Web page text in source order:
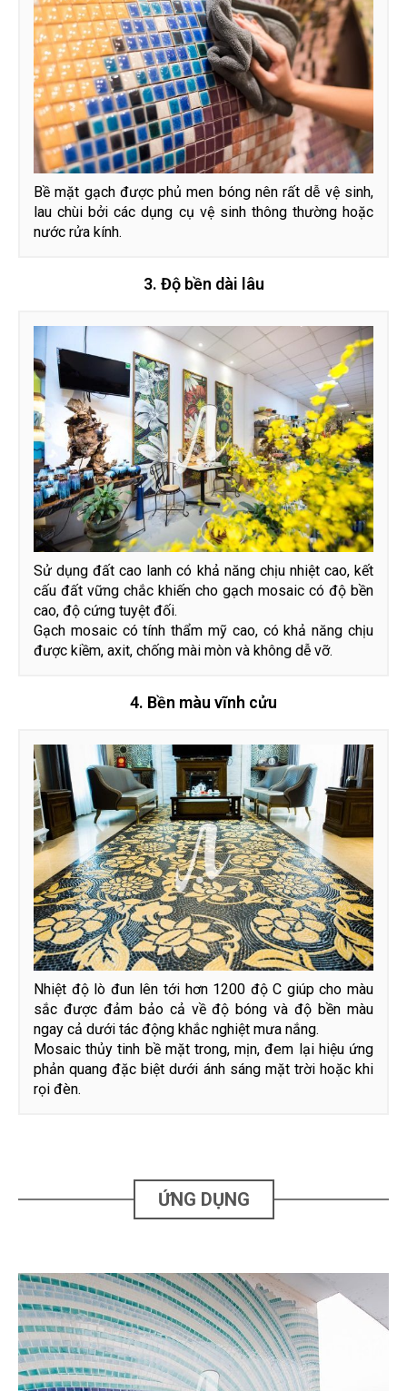
Bề mặt gạch được phủ men bóng nên rất dễ vệ sinh,
lau chùi bởi các dụng cụ vệ sinh thông thường hoặc
nước rửa kính.
3. Độ bền dài lâu
Sử dụng đất cao lanh có khả năng chịu nhiệt cao, kết
cấu đất vững chắc khiến cho gạch mosaic có độ bền
cao, độ cứng tuyệt đối.
Gạch mosaic có tính thẩm mỹ cao, có khả năng chịu
được kiềm, axit, chống mài mòn và không dễ vỡ.
4. Bền màu vĩnh cửu
Nhiệt độ lò đun lên tới hơn 1200 độ C giúp cho màu
sắc được đảm bảo cả về độ bóng và độ bền màu
ngay cả dưới tác động khắc nghiệt mưa nắng.
Mosaic thủy tinh bề mặt trong, mịn, đem lại hiệu ứng
phản quang đặc biệt dưới ánh sáng mặt trời hoặc khi
rọi đèn.
ỨNG DỤNG